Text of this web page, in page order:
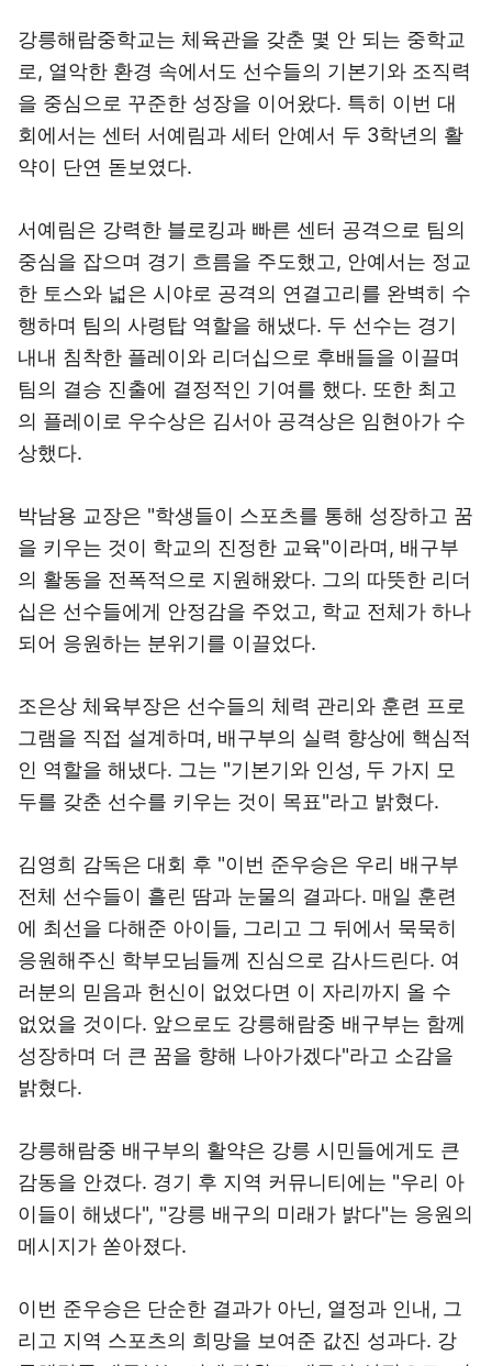
강릉해람중학교는 체육관을 갖춘 몇 안 되는 중학교
로, 열악한 환경 속에서도 선수들의 기본기와 조직력
을 중심으로 꾸준한 성장을 이어왔다. 특히 이번 대
회에서는 센터 서예림과 세터 안예서 두 3학년의 활
약이 단연 돋보였다.
서예림은 강력한 블로킹과 빠른 센터 공격으로 팀의
중심을 잡으며 경기 흐름을 주도했고, 안예서는 정교
한 토스와 넓은 시야로 공격의 연결고리를 완벽히 수
행하며 팀의 사령탑 역할을 해냈다. 두 선수는 경기
내내 침착한 플레이와 리더십으로 후배들을 이끌며
팀의 결승 진출에 결정적인 기여를 했다. 또한 최고
의 플레이로 우수상은 김서아 공격상은 임현아가 수
상했다.
박남용 교장은 "학생들이 스포츠를 통해 성장하고 꿈
을 키우는 것이 학교의 진정한 교육"이라며, 배구부
의 활동을 전폭적으로 지원해왔다. 그의 따뜻한 리더
십은 선수들에게 안정감을 주었고, 학교 전체가 하나
되어 응원하는 분위기를 이끌었다.
조은상 체육부장은 선수들의 체력 관리와 훈련 프로
그램을 직접 설계하며, 배구부의 실력 향상에 핵심적
인 역할을 해냈다. 그는 "기본기와 인성, 두 가지 모
두를 갖춘 선수를 키우는 것이 목표"라고 밝혔다.
김영희 감독은 대회 후 "이번 준우승은 우리 배구부
전체 선수들이 흘린 땀과 눈물의 결과다. 매일 훈련
에 최선을 다해준 아이들, 그리고 그 뒤에서 묵묵히
응원해주신 학부모님들께 진심으로 감사드린다. 여
러분의 믿음과 헌신이 없었다면 이 자리까지 올 수
없었을 것이다. 앞으로도 강릉해람중 배구부는 함께
성장하며 더 큰 꿈을 향해 나아가겠다"라고 소감을
밝혔다.
강릉해람중 배구부의 활약은 강릉 시민들에게도 큰
감동을 안겼다. 경기 후 지역 커뮤니티에는 "우리 아
이들이 해냈다", "강릉 배구의 미래가 밝다"는 응원의
메시지가 쏟아졌다.
이번 준우승은 단순한 결과가 아닌, 열정과 인내, 그
리고 지역 스포츠의 희망을 보여준 값진 성과다. 강